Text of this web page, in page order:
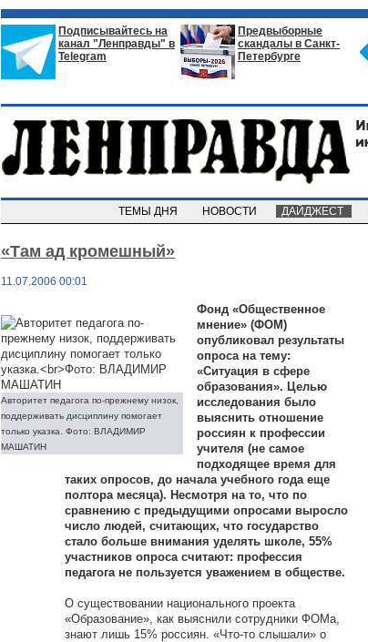
Подписывайтесь на
канал "Ленправды" в
Telegram
Предвыборные
скандалы в Санкт-
Петербурге
ТЕМЫ ДНЯ НОВОСТИ ДАЙДЖЕСТ
«Там ад кромешный»
11.07.2006 00:01
Авторитет педагога по-прежнему низок,
поддерживать дисциплину помогает
только указка. Фото: ВЛАДИМИР
МАШАТИН
Фонд «Общественное
мнение» (ФОМ)
опубликовал результаты
опроса на тему:
«Ситуация в сфере
образования». Целью
исследования было
выяснить отношение
россиян к профессии
учителя (не самое
подходящее время для
таких опросов, до начала учебного года еще
полтора месяца). Несмотря на то, что по
сравнению с предыдущими опросами выросло
число людей, считающих, что государство
стало больше внимания уделять школе, 55%
участников опроса считают: профессия
педагога не пользуется уважением в обществе.
О существовании национального проекта
«Образование», как выяснили сотрудники ФОМа,
знают лишь 15% россиян. «Что-то слышали» о